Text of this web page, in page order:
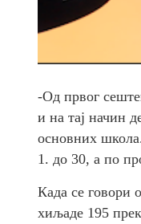
-Од првог
и на тај начин
основних
1. до 30, а по
Када се говори
хиљаде 195